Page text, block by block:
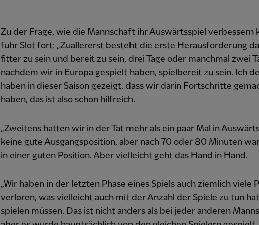
Zu der Frage, wie die Mannschaft ihr Auswärtsspiel verbessern
fuhr Slot fort: „Zuallererst besteht die erste Herausforderung
fitter zu sein und bereit zu sein, drei Tage oder manchmal zwei
nachdem wir in Europa gespielt haben, spielbereit zu sein. Ich
haben in dieser Saison gezeigt, dass wir darin Fortschritte
haben, das ist also schon hilfreich.
„Zweitens hatten wir in der Tat mehr als ein paar Mal in
keine gute Ausgangsposition, aber nach 70 oder 80 Minuten
in einer guten Position. Aber vielleicht geht das Hand in Hand.
„Wir haben in der letzten Phase eines Spiels auch ziemlich viele
verloren, was vielleicht auch mit der Anzahl der Spiele zu tun
spielen müssen. Das ist nicht anders als bei jeder anderen